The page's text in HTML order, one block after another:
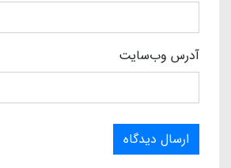
آدرس وب‌سایت
ارسال دیدگاه